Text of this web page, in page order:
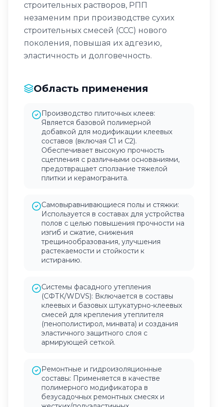
строительных растворов, РПП
незаменим при производстве сухих
строительных смесей (ССС) нового
поколения, повышая их адгезию,
эластичность и долговечность.
Область применения
Производство плиточных клеев:
Является базовой полимерной
добавкой для модификации клеевых
составов (включая С1 и С2).
Обеспечивает высокую прочность
сцепления с различными основаниями,
предотвращает сползание тяжелой
плитки и керамогранита.
Самовыравнивающиеся полы и стяжки:
Используется в составах для устройства
полов с целью повышения прочности на
изгиб и сжатие, снижения
трещинообразования, улучшения
растекаемости и стойкости к
истиранию.
Системы фасадного утепления
(СФТК/WDVS): Включается в составы
клеевых и базовых штукатурно-клеевых
смесей для крепления утеплителя
(пенополистирол, минвата) и создания
эластичного защитного слоя с
армирующей сеткой.
Ремонтные и гидроизоляционные
составы: Применяется в качестве
полимерного модификатора в
безусадочных ремонтных смесях и